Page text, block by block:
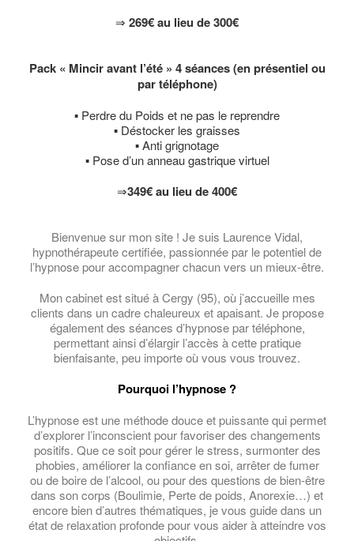
⇒ 269€au lieu de 300€
Pack « Mincir avant l’été » 4 séances (en présentiel ou
par téléphone)
▪ Perdre du Poids et ne pas le reprendre
▪ Déstocker les graisses
▪ Anti grignotage
▪ Pose d’un anneau gastrique virtuel
⇒349€au lieu de 400€
Bienvenue sur mon site ! Je suis Laurence Vidal,
hypnothérapeute certifiée, passionnée par le potentiel de
l’hypnose pour accompagner chacun vers un mieux-être.
Mon cabinet est situé à Cergy (95), où j’accueille mes
clients dans un cadre chaleureux et apaisant. Je propose
également des séances d’hypnose par téléphone,
permettant ainsi d’élargir l’accès à cette pratique
bienfaisante, peu importe où vous vous trouvez.
Pourquoi l’hypnose ?
L’hypnose est une méthode douce et puissante qui permet
d’explorer l’inconscient pour favoriser des changements
positifs. Que ce soit pour gérer le stress, surmonter des
phobies, améliorer la confiance en soi, arrêter de fumer
ou de boire de l’alcool, ou pour des questions de bien-être
dans son corps (Boulimie, Perte de poids, Anorexie…) et
encore bien d’autres thématiques, je vous guide dans un
état de relaxation profonde pour vous aider à atteindre vos